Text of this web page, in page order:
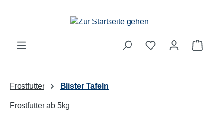
Frostfutter Blister Tafeln
Frostfutter ab 5kg